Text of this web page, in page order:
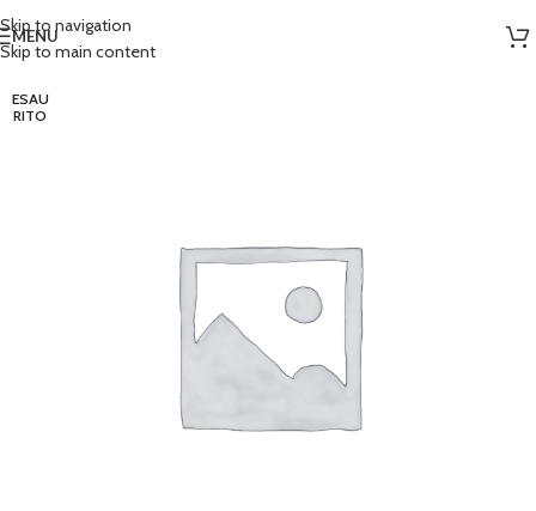
Skip to navigation
Skip to main content
MENU
ESAU
RITO